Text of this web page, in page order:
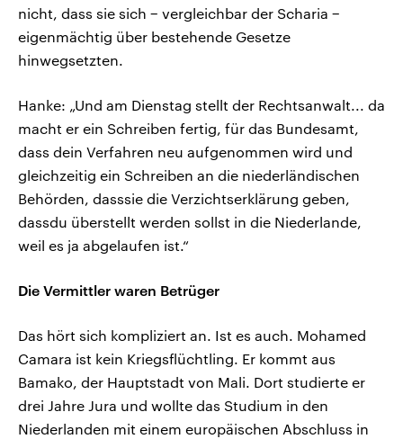
nicht, dass sie sich − vergleichbar der Scharia −
eigenmächtig über bestehende Gesetze
hinwegsetzten.
Hanke: „Und am Dienstag stellt der Rechtsanwalt... da
macht er ein Schreiben fertig, für das Bundesamt,
dass dein Verfahren neu aufgenommen wird und
gleichzeitig ein Schreiben an die niederländischen
Behörden, dasssie die Verzichtserklärung geben,
dassdu überstellt werden sollst in die Niederlande,
weil es ja abgelaufen ist.“
Die Vermittler waren Betrüger
Das hört sich kompliziert an. Ist es auch. Mohamed
Camara ist kein Kriegsflüchtling. Er kommt aus
Bamako, der Hauptstadt von Mali. Dort studierte er
drei Jahre Jura und wollte das Studium in den
Niederlanden mit einem europäischen Abschluss in